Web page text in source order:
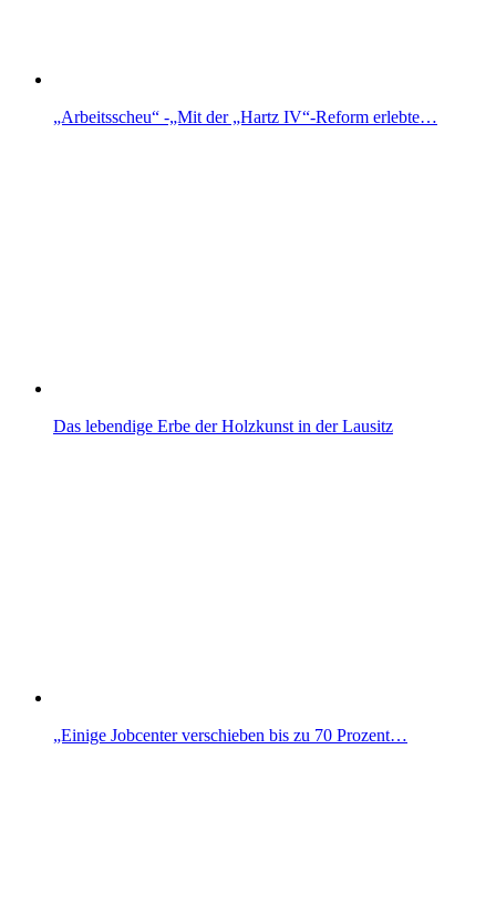
„Arbeitsscheu“ -„Mit der „Hartz IV“-Reform erlebte…
Das lebendige Erbe der Holzkunst in der Lausitz
„Einige Jobcenter verschieben bis zu 70 Prozent…